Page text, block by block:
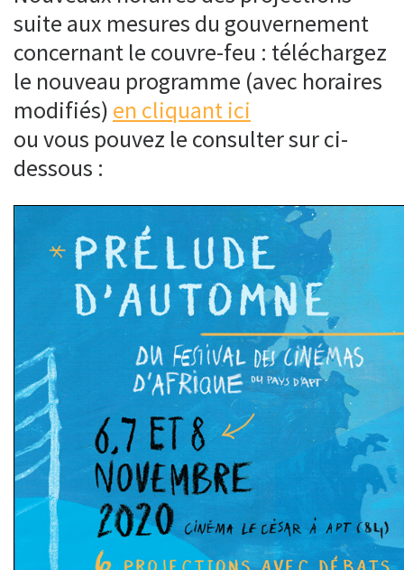
suite aux mesures du gouvernement
concernant le couvre-feu : téléchargez
le nouveau programme (avec horaires
modifiés) en cliquant ici
ou vous pouvez le consulter sur ci-
dessous :